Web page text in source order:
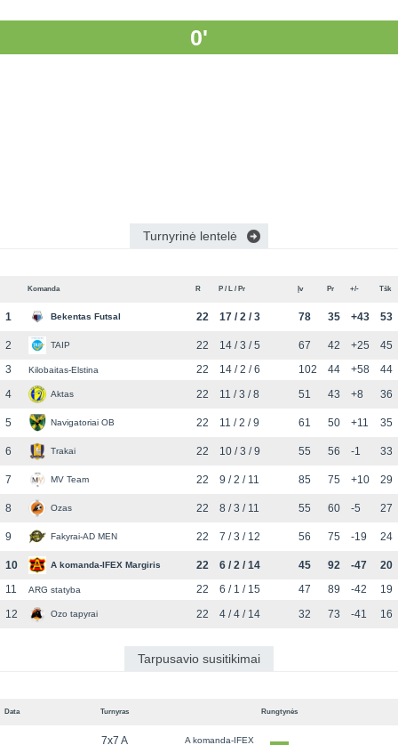
0'
Turnyrinė lentelė
Komanda R P / L / Pr Įv Pr +/- Tšk
1 Bekentas Futsal 22 17 / 2 / 3 78 35 +43 53
2 TAIP 22 14 / 3 / 5 67 42 +25
45
3
Kilobaitas-Elstina 22 14 / 2 / 6 102 44 +58
44
4
Aktas 22 11 / 3 / 8 51 43 +8 36
5 Navigatoriai OB 22 11 / 2 / 9 61 50 +11 35
6 Trakai 22 10 / 3 / 9 55 56 -1 33
7 MV Team 22 9 / 2 / 11 85 75 +10 29
8 Ozas 22 8 / 3 / 11 55 60 -5 27
9 Fakyrai-AD MEN 22 7 / 3 / 12 56 75 -19 24
10 A komanda-IFEX Margiris 22 6 / 2 / 14 45 92 -47
20
11
ARG statyba 22 6 / 1 / 15 47 89 -42
19
12
Ozo tapyrai 22 4 / 4 / 14 32 73 -41 16
Tarpusavio susitikimai
Data Turnyras Rungtynės
7x7 A
A komanda-IFEX